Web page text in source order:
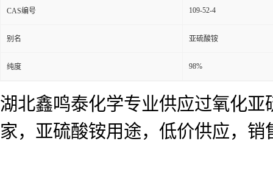
CAS编号 109-52-4
别名 亚硫酸铵
纯度 98%
湖北鑫鸣泰化学专业供应过氧化
家，亚硫酸铵用途，低价供应，